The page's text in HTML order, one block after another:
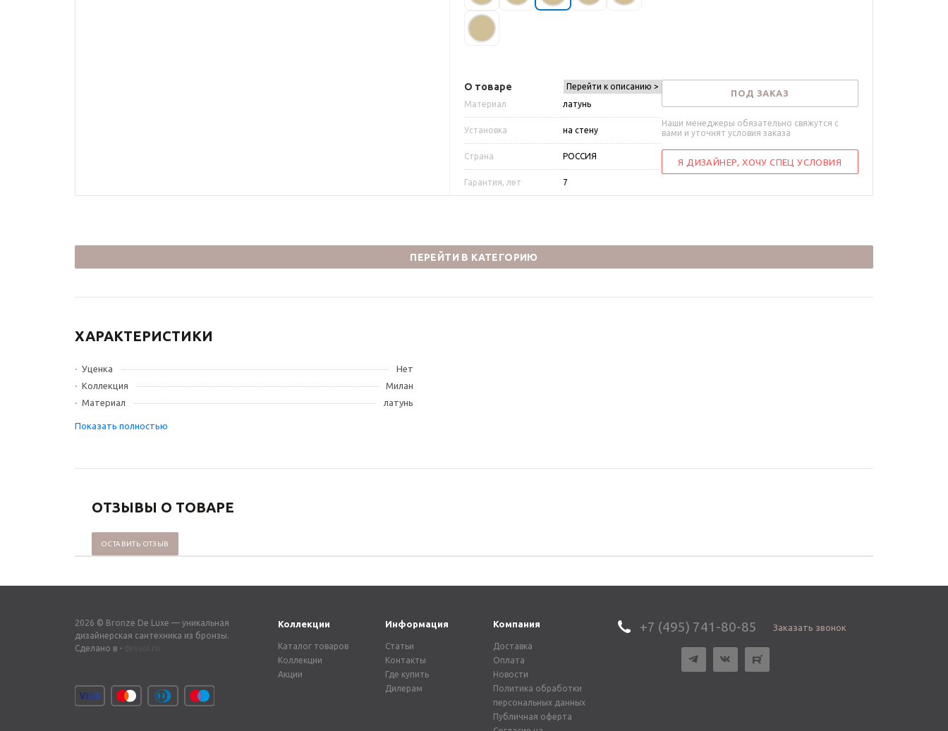
О товаре
Перейти к описанию >
Материал
латунь
Установка на стену
Страна РОССИЯ
Гарантия, лет 7
ПОД ЗАКАЗ
Наши менеджеры обязательно свяжутся с
вами и уточнят условия заказа
Я ДИЗАЙНЕР, ХОЧУ СПЕЦ УСЛОВИЯ
ПЕРЕЙТИ В КАТЕГОРИЮ
ХАРАКТЕРИСТИКИ
Уценка
Нет
Коллекция
Милан
Материал
латунь
ОТЗЫВЫ О ТОВАРЕ
ОСТАВИТЬ ОТЗЫВ
2026 © Bronze De Luxe — уникальная
дизайнерская сантехника из бронзы.
Сделано в -
Коллекции Информация Компания
Каталог товаров
Коллекции
Акции
Статьи
Контакты
Где купить
Дилерам
Доставка
Оплата
Новости
Политика обработки
персональных данных
Публичная оферта
+7 (495) 741-80-85 Заказать звонок